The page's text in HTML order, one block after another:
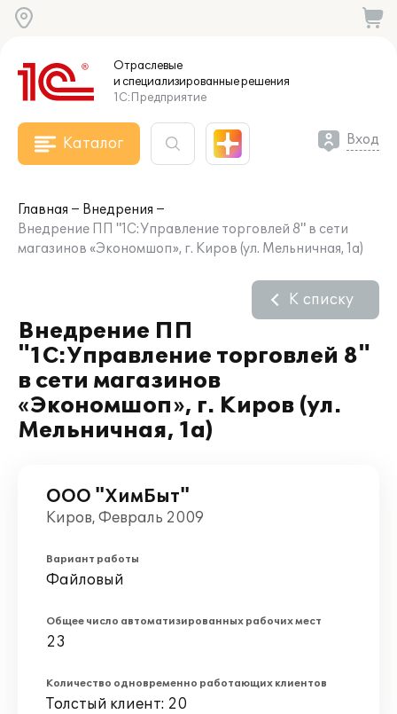
Отраслевые
и специализированныерешения
1С:Предприятие
Каталог Вход
Главная
Внедрения
Внедрение ПП "1С:Управление торговлей 8" в сети
магазинов «Экономшоп», г. Киров (ул. Мельничная, 1а)
Внедрение ПП
"1С:Управление торговлей 8"
в сети магазинов
«Экономшоп», г. Киров (ул.
Мельничная, 1а)
К списку
ООО "ХимБыт"
Киров, Февраль 2009
Вариант работы
Файловый
Общее число автоматизированных рабочих мест
23
Количество одновременно работающих клиентов
Толстый клиент: 20